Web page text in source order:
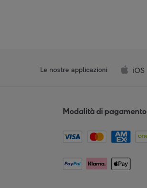
Le nostre applicazioni iOS
Modalità di pagamento